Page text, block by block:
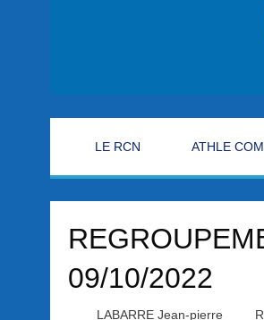
LE RCN ATHLE
09/10/2022
LABARRE Jean-pierre